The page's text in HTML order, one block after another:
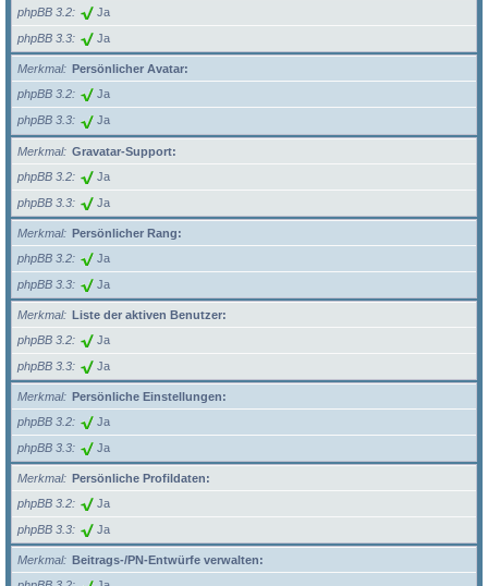
phpBB 3.2
Ja
phpBB 3.3 Ja
Merkmal
Persönlicher Avatar:
phpBB 3.2
Ja
phpBB 3.3 Ja
Merkmal
Gravatar-Support:
phpBB 3.2
Ja
phpBB 3.3 Ja
Merkmal
Persönlicher Rang:
phpBB 3.2
Ja
phpBB 3.3 Ja
Merkmal
Liste der aktiven Benutzer:
phpBB 3.2
Ja
phpBB 3.3 Ja
Merkmal
Persönliche Einstellungen:
phpBB 3.2
Ja
phpBB 3.3 Ja
Merkmal
Persönliche Profildaten:
phpBB 3.2
Ja
phpBB 3.3 Ja
Merkmal
Beitrags-/PN-Entwürfe verwalten: